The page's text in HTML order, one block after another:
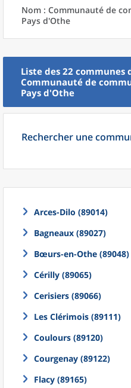
Nom : Communauté de
Pays d'Othe
Liste des 22 communes
Communauté de
Pays d'Othe
Rechercher une
Arces-Dilo (89014)
Bagneaux (89027)
Bœurs-en-Othe (89048)
Cérilly (89065)
Cerisiers (89066)
Les Clérimois (89111)
Coulours (89120)
Courgenay (89122)
Flacy (89165)